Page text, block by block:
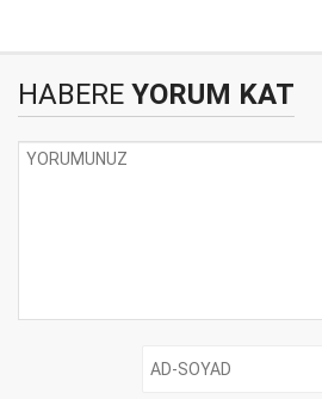
HABERE YORUM KAT